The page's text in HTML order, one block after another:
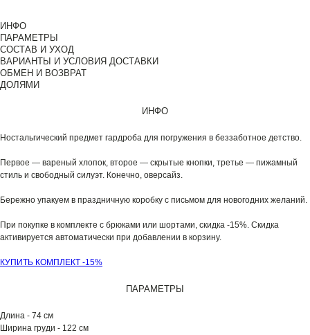
ИНФО
ПАРАМЕТРЫ
СОСТАВ И УХОД
ВАРИАНТЫ И УСЛОВИЯ ДОСТАВКИ
ОБМЕН И ВОЗВРАТ
ДОЛЯМИ
ИНФО
Ностальгический предмет гардроба для погружения в беззаботное детство.
Первое — вареный хлопок, второе — скрытые кнопки, третье — пижамный
стиль и свободный силуэт. Конечно, оверсайз.
Бережно упакуем в праздничную коробку с письмом для новогодних желаний.
При покупке в комплекте с брюками или шортами, скидка -15%. Скидка
активируется автоматически при добавлении в корзину.
КУПИТЬ КОМПЛЕКТ -15%
ПАРАМЕТРЫ
Длина - 74 см
Ширина груди - 122 см